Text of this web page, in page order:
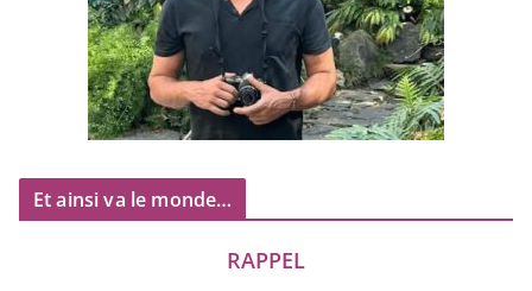
Et ainsi va le monde…
RAPPEL